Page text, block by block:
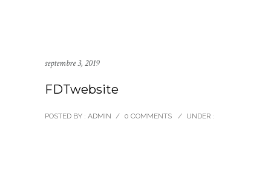
septembre 3, 2019
FDTwebsite
POSTED BY : ADMIN / 0 COMMENTS / UNDER :